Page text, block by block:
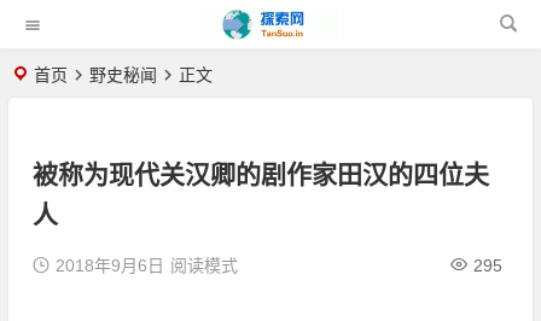
首页 野史秘闻 正文
被称为现代关汉卿的剧作家田汉的四位夫
人
2018年9月6日 295
阅读模式